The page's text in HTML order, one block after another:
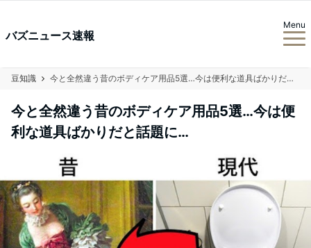
バズニュース速報
Menu
豆知識 今と全然違う昔のボディケア用品5選…今は便利な道具ばかりだと話題に…
今と全然違う昔のボディケア用品5選…今は便
利な道具ばかりだと話題に…